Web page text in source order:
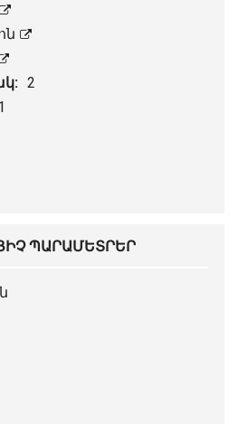
2
ՊԱՐԱՄԵՏՐԵՐ